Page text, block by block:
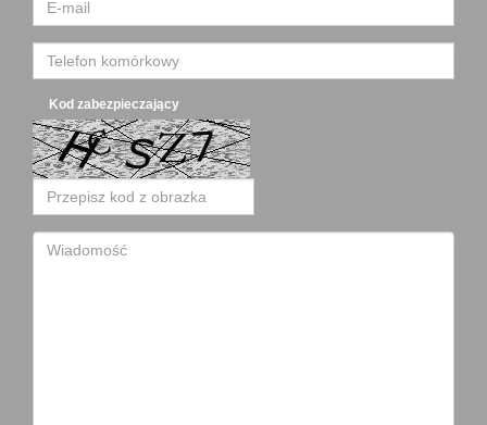
Kod zabezpieczający